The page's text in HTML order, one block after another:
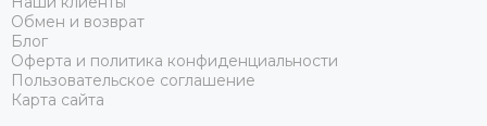
Обмен и возврат
Блог
Оферта и политика конфиденциальности
Пользовательское соглашение
Карта сайта